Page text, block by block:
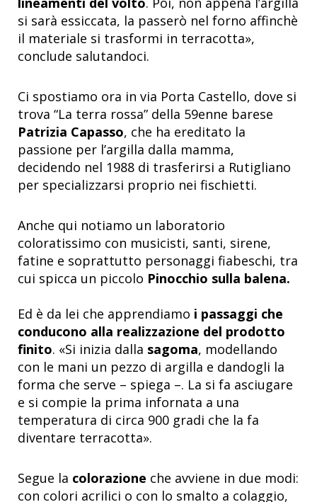
si sarà essiccata, la passerò nel forno affinchè
il materiale si trasformi in terracotta»,
conclude salutandoci.
Ci spostiamo ora in via Porta Castello, dove si
trova “La terra rossa” della 59enne barese
Patrizia Capasso, che ha ereditato la
passione per l’argilla dalla mamma,
decidendo nel 1988 di trasferirsi a Rutigliano
per specializzarsi proprio nei fischietti.
Anche qui notiamo un laboratorio
coloratissimo con musicisti, santi, sirene,
fatine e soprattutto personaggi fiabeschi, tra
cui spicca un piccolo Pinocchio sulla balena.
Ed è da lei che apprendiamo i passaggi che
conducono alla realizzazione del prodotto
finito. «Si inizia dalla sagoma, modellando
con le mani un pezzo di argilla e dandogli la
forma che serve – spiega –. La si fa asciugare
e si compie la prima infornata a una
temperatura di circa 900 gradi che la fa
diventare terracotta».
Segue la colorazione che avviene in due modi:
con colori acrilici o con lo smalto a colaggio,